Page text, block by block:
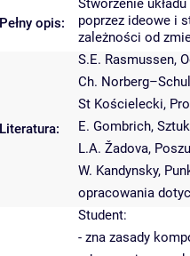
Pełny opis:
Stworzenie
poprzez ideowe i
zależności od
Literatura:
S.E. Rasmussen,
Ch.
St Kościelecki,
E. Gombrich,
L.A. Žadova,
W. Kandynsky,
opracowania
Student:
- zna zasady